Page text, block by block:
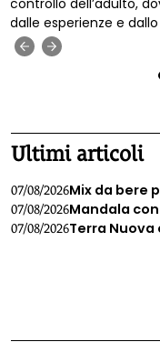
dalle esperienze e
scuola libertaria Kether
Ultimi articoli
07/08/2026Mix da bere
07/08/2026Mandala
07/08/2026Terra Nuova